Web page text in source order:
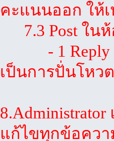
คะแนนออก ให้
7.3 Post ในห้
- 1 Reply ที่
เป็นการปั่นโหว
แก้ไขทุกข้อควา